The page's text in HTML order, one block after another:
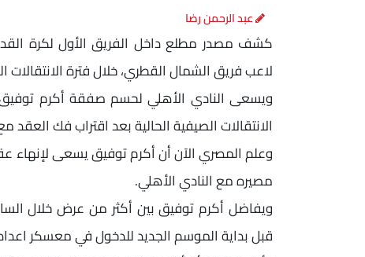
عبد الرحمن رضا
كشف مصدر مطلع داخل الفريق الأول لكرة
لاعب فريق الشمال القطري، خلال فترة الانتقالات
ويسعى النادي الأهلي لحسم صفقة أكرم توفيق
الانتقالات الصيفية الحالية بعد اقتراب فك العقد
وعلم المصري الآن أن أكرم توفيق يسعى
مصيره مع النادي الأهلي.
ويفاضل أكرم توفيق بين أكثر من عرض خلال
قبل بداية الموسم الجديد للدخول في معسكر